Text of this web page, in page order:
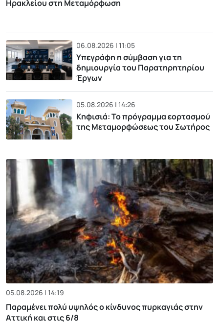
Ηρακλείου στη Μεταμόρφωση
06.08.2026 | 11:05
Υπεγράφη η σύμβαση για τη
δημιουργία του Παρατηρητηρίου
Έργων
05.08.2026 | 14:26
Κηφισιά: Το πρόγραμμα εορτασμού
της Μεταμορφώσεως του Σωτήρος
05.08.2026 | 14:19
Παραμένει πολύ υψηλός ο κίνδυνος πυρκαγιάς στην
Αττική και στις 6/8